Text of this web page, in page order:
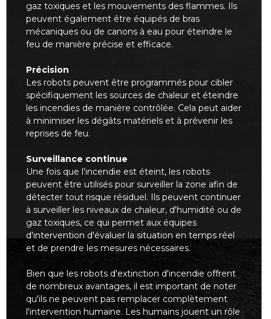
gaz toxiques et les mouvements des flammes. Ils
peuvent également être équipés de bras
mécaniques ou de canons à eau pour éteindre le
feu de manière précise et efficace.
Précision
Les robots peuvent être programmés pour cibler
spécifiquement les sources de chaleur et éteindre
les incendies de manière contrôlée. Cela peut aider
à minimiser les dégâts matériels et à prévenir les
reprises de feu.
Surveillance continue
Une fois que l'incendie est éteint, les robots
peuvent être utilisés pour surveiller la zone afin de
détecter tout risque résiduel. Ils peuvent continuer
à surveiller les niveaux de chaleur, d'humidité ou de
gaz toxiques, ce qui permet aux équipes
d'intervention d'évaluer la situation en temps réel
et de prendre les mesures nécessaires.
Bien que les robots d'extinction d'incendie offrent
de nombreux avantages, il est important de noter
qu'ils ne peuvent pas remplacer complètement
l'intervention humaine. Les humains jouent un rôle